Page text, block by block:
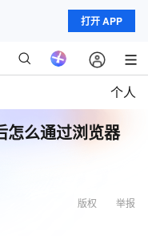
打开 APP
个人
怎么通过浏览器
举报
版权